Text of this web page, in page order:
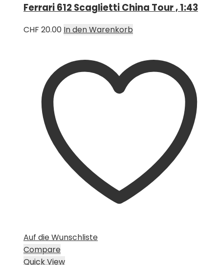
Ferrari 612 Scaglietti China Tour , 1:43
CHF 20.00 In den Warenkorb
Auf die Wunschliste
Compare
Quick View